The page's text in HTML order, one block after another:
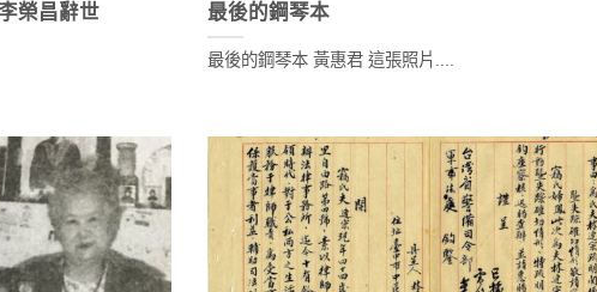
榮昌辭世 最後的鋼琴本
最後的鋼琴本 黃惠君 這張照片....